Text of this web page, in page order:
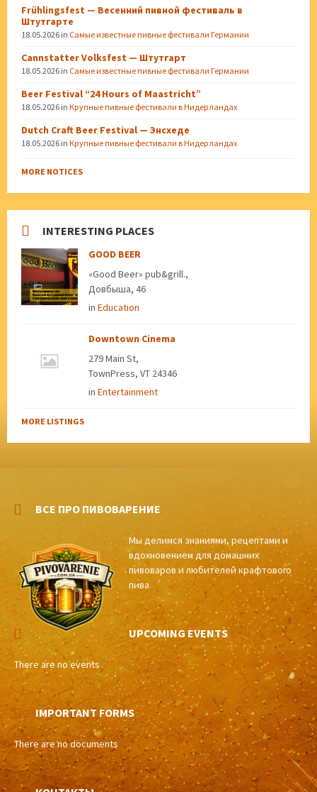
Frühlingsfest — Весенний пивной фестиваль в
Штутгарте
18.05.2026 in Самые известные пивные фестивали Германии
Cannstatter Volksfest — Штутгарт
18.05.2026 in Самые известные пивные фестивали Германии
Beer Festival “24 Hours of Maastricht”
18.05.2026 in Крупные пивные фестивали в Нидерландах
Dutch Craft Beer Festival — Энсхеде
18.05.2026 in Крупные пивные фестивали в Нидерландах
MORE NOTICES
INTERESTING PLACES
GOOD BEER
«Good Beer» pub&grill.,
Довбыша, 46
in Education
Downtown Cinema
279 Main St,
TownPress, VT 24346
in Entertainment
MORE LISTINGS
ВСЕ ПРО ПИВОВАРЕНИЕ
Мы делимся знаниями, рецептами и
вдохновением для домашних
пивоваров и любителей крафтового
пива.
UPCOMING EVENTS
There are no events
IMPORTANT FORMS
There are no documents